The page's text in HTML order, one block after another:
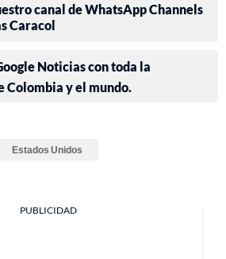
canal de WhatsApp Channels
Caracol
Noticias con toda la
Colombia y el mundo.
Estados Unidos
PUBLICIDAD